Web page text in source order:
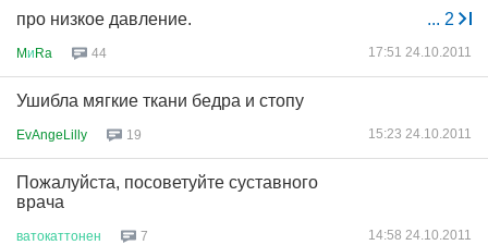
... 2
про низкое давление.
MиRa 44 17:51 24.10.2011
Ушибла мягкие ткани бедра и стопу
EvAngeLilly 19 15:23 24.10.2011
Пожалуйста, посоветуйте суставного
врача
ватокаттонен 7 14:58 24.10.2011